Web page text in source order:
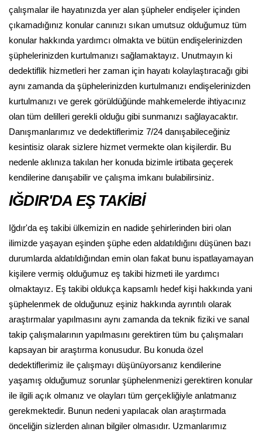
çalışmalar ile hayatınızda yer alan şüpheler endişeler içinden
çıkamadığınız konular canınızı sıkan umutsuz olduğumuz tüm
konular hakkında yardımcı olmakta ve bütün endişelerinizden
şüphelerinizden kurtulmanızı sağlamaktayız. Unutmayın ki
dedektiflik hizmetleri her zaman için hayatı kolaylaştıracağı gibi
aynı zamanda da şüphelerinizden kurtulmanızı endişelerinizden
kurtulmanızı ve gerek görüldüğünde mahkemelerde ihtiyacınız
olan tüm delilleri gerekli olduğu gibi sunmanızı sağlayacaktır.
Danışmanlarımız ve dedektiflerimiz 7/24 danışabileceğiniz
kesintisiz olarak sizlere hizmet vermekte olan kişilerdir. Bu
nedenle aklınıza takılan her konuda bizimle irtibata geçerek
kendilerine danışabilir ve çalışma imkanı bulabilirsiniz.
IĞDIR'DA EŞ TAKİBİ
Iğdır'da eş takibi ülkemizin en nadide şehirlerinden biri olan
ilimizde yaşayan eşinden şüphe eden aldatıldığını düşünen bazı
durumlarda aldatıldığından emin olan fakat bunu ispatlayamayan
kişilere vermiş olduğumuz eş takibi hizmeti ile yardımcı
olmaktayız. Eş takibi oldukça kapsamlı hedef kişi hakkında yani
şüphelenmek de olduğunuz eşiniz hakkında ayrıntılı olarak
araştırmalar yapılmasını aynı zamanda da teknik fiziki ve sanal
takip çalışmalarının yapılmasını gerektiren tüm bu çalışmaları
kapsayan bir araştırma konusudur. Bu konuda özel
dedektiflerimiz ile çalışmayı düşünüyorsanız kendilerine
yaşamış olduğumuz sorunlar şüphelenmenizi gerektiren konular
ile ilgili açık olmanız ve olayları tüm gerçekliğiyle anlatmanız
gerekmektedir. Bunun nedeni yapılacak olan araştırmada
önceliğin sizlerden alınan bilgiler olmasıdır. Uzmanlarımız